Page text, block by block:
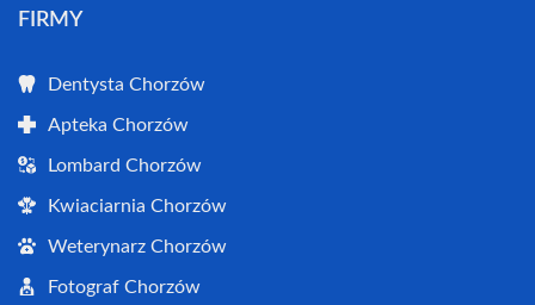
FIRMY
Dentysta Chorzów
Apteka Chorzów
Lombard Chorzów
Kwiaciarnia Chorzów
Weterynarz Chorzów
Fotograf Chorzów